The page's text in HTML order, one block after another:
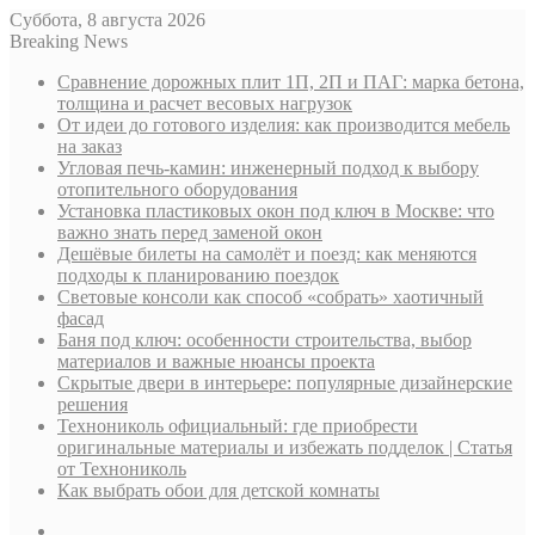
Суббота, 8 августа 2026
Breaking News
Сравнение дорожных плит 1П, 2П и ПАГ: марка бетона,
толщина и расчет весовых нагрузок
От идеи до готового изделия: как производится мебель
на заказ
Угловая печь-камин: инженерный подход к выбору
отопительного оборудования
Установка пластиковых окон под ключ в Москве: что
важно знать перед заменой окон
Дешёвые билеты на самолёт и поезд: как меняются
подходы к планированию поездок
Световые консоли как способ «собрать» хаотичный
фасад
Баня под ключ: особенности строительства, выбор
материалов и важные нюансы проекта
Скрытые двери в интерьере: популярные дизайнерские
решения
Технониколь официальный: где приобрести
оригинальные материалы и избежать подделок | Статья
от Технониколь
Как выбрать обои для детской комнаты